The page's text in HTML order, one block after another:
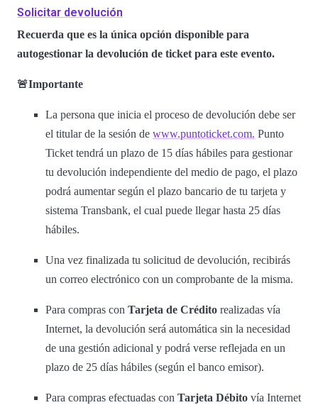
Solicitar devolución
Recuerda que es la única opción disponible para
autogestionar la devolución de ticket para este evento.
🚨Importante
La persona que inicia el proceso de devolución debe ser
el titular de la sesión de www.puntoticket.com. Punto
Ticket tendrá un plazo de 15 días hábiles para gestionar
tu devolución independiente del medio de pago, el plazo
podrá aumentar según el plazo bancario de tu tarjeta y
sistema Transbank, el cual puede llegar hasta 25 días
hábiles.
Una vez finalizada tu solicitud de devolución, recibirás
un correo electrónico con un comprobante de la misma.
Para compras con Tarjeta de Crédito realizadas vía
Internet, la devolución será automática sin la necesidad
de una gestión adicional y podrá verse reflejada en un
plazo de 25 días hábiles (según el banco emisor).
Para compras efectuadas con Tarjeta Débito vía Internet